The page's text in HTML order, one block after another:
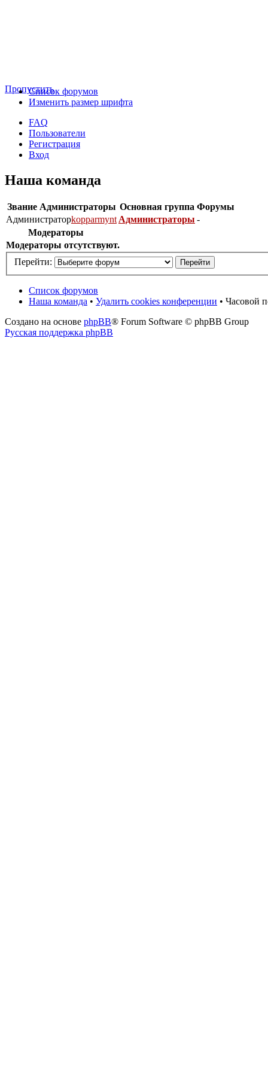
ПропуститьСписок форумов
Изменить размер шрифта
FAQ
Пользователи
Регистрация
Вход
Наша команда
Звание Администраторы Основная группа Форумы
Администраторkopparmynt Администраторы -
Модераторы
Модераторы отсутствуют.
Перейти:
Список форумов
Наша команда • Удалить cookies конференции • Часовой
Создано на основе phpBB® Forum Software © phpBB Group
Русская поддержка phpBB